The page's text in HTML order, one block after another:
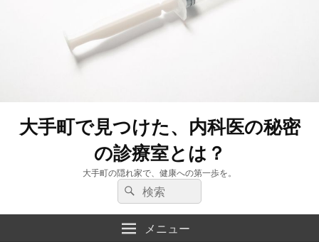
大手町で見つけた、内科医の秘密
の診療室とは？
大手町の隠れ家で、健康への第一歩を。
検
索:
検
索
メニュー